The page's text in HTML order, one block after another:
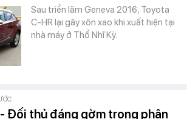
Sau triển lãm Geneva 2016, Toyota
C-HR lại gây xôn xao khi xuất hiện tại
nhà máy ở Thổ Nhĩ Kỳ.
Đối thủ đáng gờm trong phân